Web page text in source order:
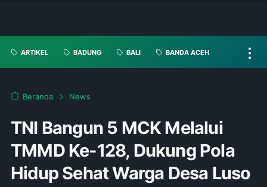
ARTIKEL BADUNG BALI BANDA ACEH
Beranda News
TNI Bangun 5 MCK Melalui
TMMD Ke-128, Dukung Pola
Hidup Sehat Warga Desa Luso